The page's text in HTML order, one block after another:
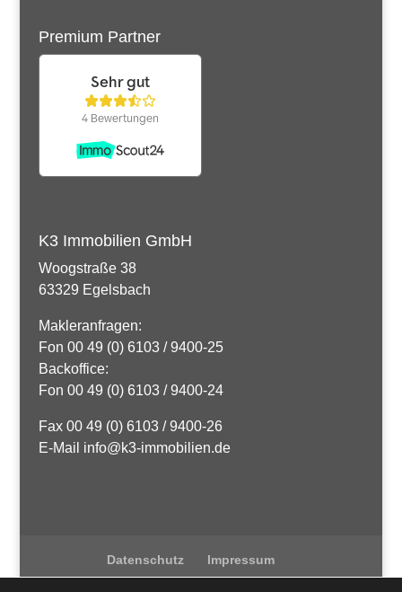
Premium Partner
K3 Immobilien GmbH
Woogstraße 38
63329 Egelsbach
Makleranfragen:
Fon 00 49 (0) 6103 / 9400-25
Backoffice:
Fon 00 49 (0) 6103 / 9400-24
Fax 00 49 (0) 6103 / 9400-26
E-Mail info@k3-immobilien.de
Datenschutz Impressum